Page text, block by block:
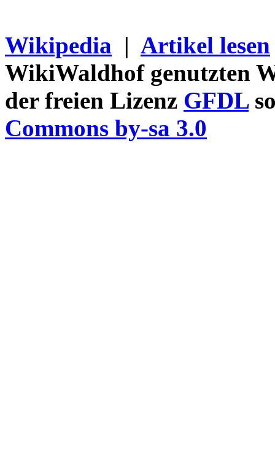
Wikipedia | Artikel lesen
WikiWaldhof genutzten
der freien Lizenz GFDL
Commons by-sa 3.0